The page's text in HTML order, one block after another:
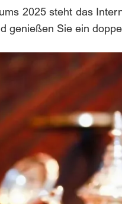
2025 steht das
genießen Sie ein